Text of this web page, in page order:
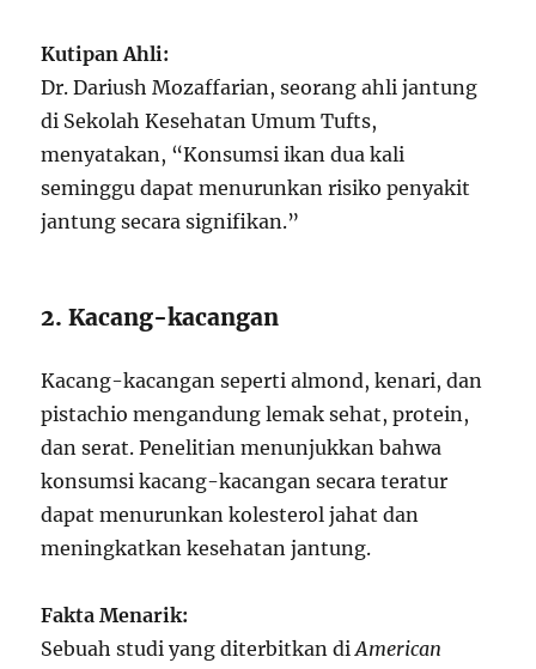
Kutipan Ahli:
Dr. Dariush Mozaffarian, seorang ahli jantung
di Sekolah Kesehatan Umum Tufts,
menyatakan, “Konsumsi ikan dua kali
seminggu dapat menurunkan risiko penyakit
jantung secara signifikan.”
2. Kacang-kacangan
Kacang-kacangan seperti almond, kenari, dan
pistachio mengandung lemak sehat, protein,
dan serat. Penelitian menunjukkan bahwa
konsumsi kacang-kacangan secara teratur
dapat menurunkan kolesterol jahat dan
meningkatkan kesehatan jantung.
Fakta Menarik:
Sebuah studi yang diterbitkan diAmerican